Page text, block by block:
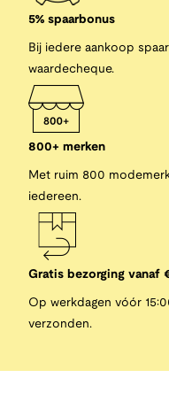
5% spaarbonus
Bij iedere aankoop
waardecheque.
800+ merken
Met ruim 800
iedereen.
Gratis bezorging vanaf
Op werkdagen vóór
verzonden.